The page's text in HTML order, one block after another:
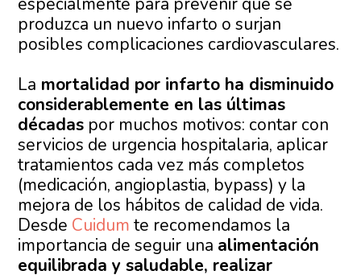
produzca un nuevo infarto o surjan
posibles complicaciones cardiovasculares.
La mortalidad por infarto ha disminuido
considerablemente en las últimas
décadas por muchos motivos: contar con
servicios de urgencia hospitalaria, aplicar
tratamientos cada vez más completos
(medicación, angioplastia, bypass) y la
mejora de los hábitos de calidad de vida.
Desde Cuidumte recomendamos la
importancia de seguir una alimentación
equilibrada y saludable, realizar